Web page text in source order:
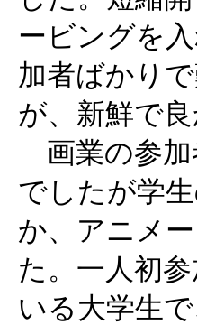
ービングを
加者ばかり
が、新鮮で
画業の参加
でしたが学
か、アニメ
た。一人初
いる大学生